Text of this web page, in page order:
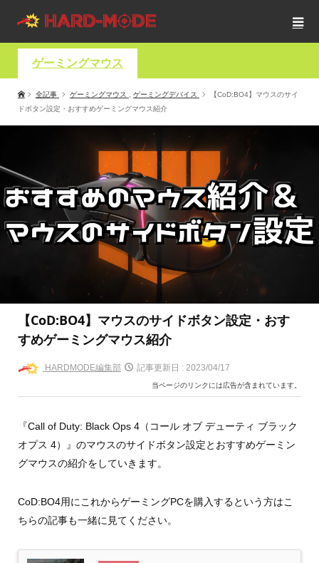
ゲーミングマウス
全記事 ゲーミングマウス ゲーミングデバイス
【CoD:BO4】マウスのサイ
ドボタン設定・おすすめゲーミングマウス紹介
【CoD:BO4】マウスのサイドボタン設定・おす
すめゲーミングマウス紹介
HARDMODE編集部 記事更新日 : 2023/04/17
当ページのリンクには広告が含まれています。
『Call of Duty: Black Ops 4（コール オブ デューティ ブラック
オプス 4）』のマウスのサイドボタン設定とおすすめゲーミン
グマウスの紹介をしていきます。
CoD:BO4用にこれからゲーミングPCを購入するという方はこ
ちらの記事も一緒に見てください。